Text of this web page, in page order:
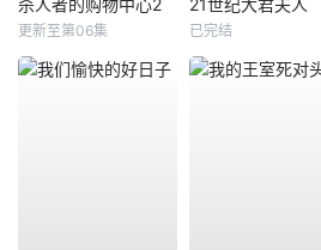
更新至第06集 已完结